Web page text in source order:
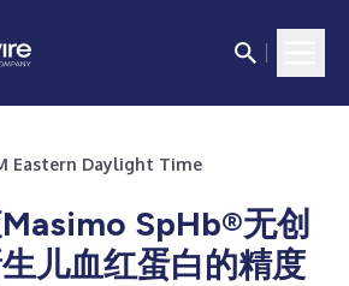
Eastern Daylight Time
SpHb®无创
儿血红蛋白的精度